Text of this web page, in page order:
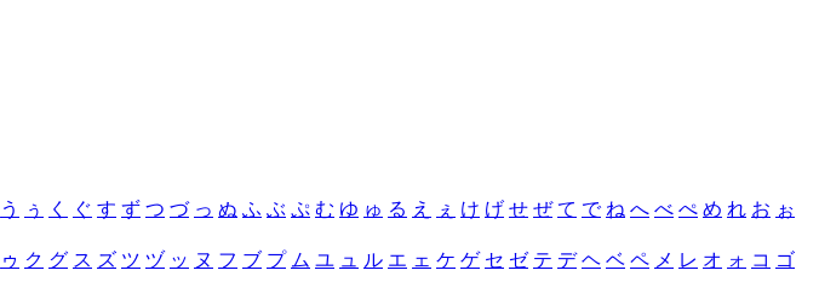
う ぅ く ぐ す ず つ づ っ ぬ ふ ぶ ぷ む ゆ ゅ る え ぇ け げ せ ぜ て で ね へ べ ぺ め れ お ぉ
ゥ ク グ ス ズ ツ ヅ ッ ヌ フ ブ プ ム ユ ュ ル エ ェ ケ ゲ セ ゼ テ デ ヘ ベ ペ メ レ オ ォ コ ゴ